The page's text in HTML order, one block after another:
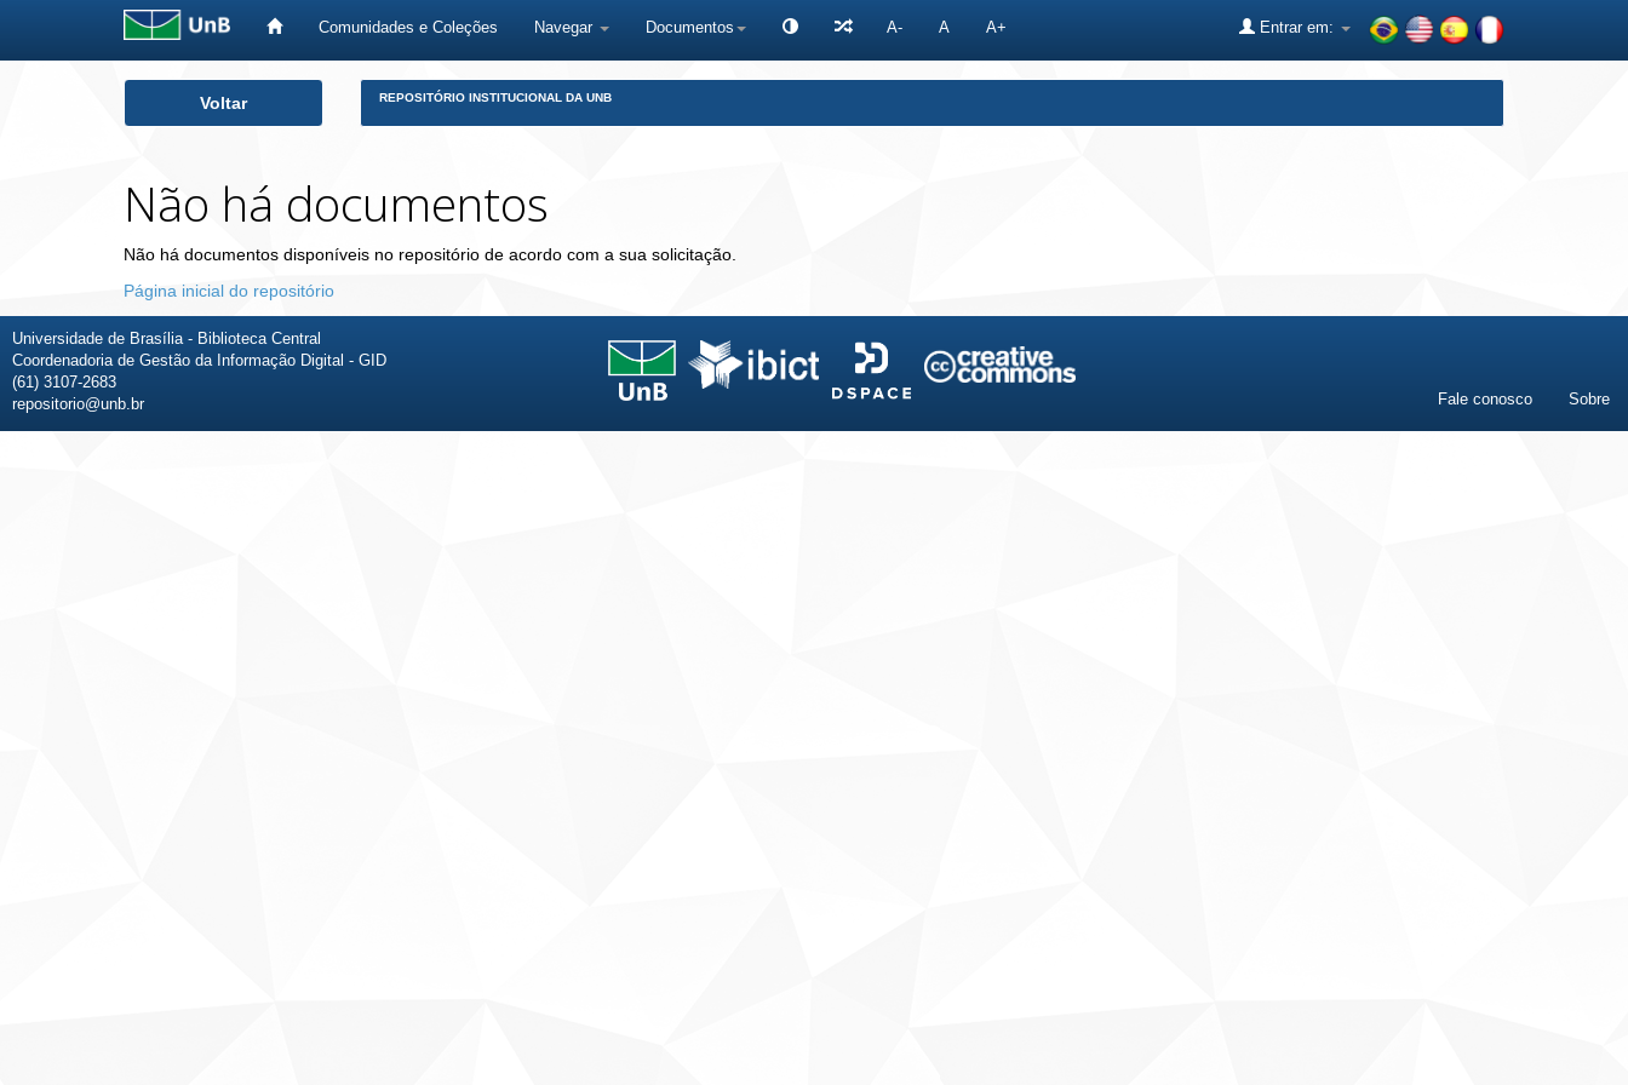
Comunidades e Coleções Navegar Documentos A- A A+ Entrar em:
Voltar REPOSITÓRIO INSTITUCIONAL DA UNB
Não há documentos
Não há documentos disponíveis no repositório de acordo com a sua solicitação.
Página inicial do repositório
Universidade de Brasília - Biblioteca Central
Coordenadoria de Gestão da Informação Digital - GID
(61) 3107-2683
repositorio@unb.br
Fale conosco Sobre